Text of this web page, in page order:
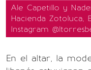
Ale Capetillo y
Hacienda Zotoluca,
Instagram
En el altar, la